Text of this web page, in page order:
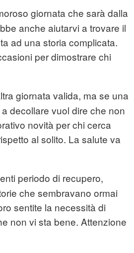
giornata che sarà dalla
anche aiutarvi a trovare il
ad una storia complicata.
per dimostrare chi
giornata valida, ma se una
decollare vuol dire che non
novità per chi cerca
al solito. La salute va
periodo di recupero,
che sembravano ormai
sentite la necessità di
non vi sta bene. Attenzione